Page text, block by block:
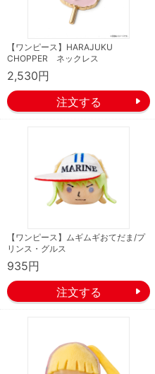
【ワンピース】HARAJUKU
CHOPPER ネックレス
2,530円
【ワンピース】ムギムギおてだま/プ
リンス・グルス
935円